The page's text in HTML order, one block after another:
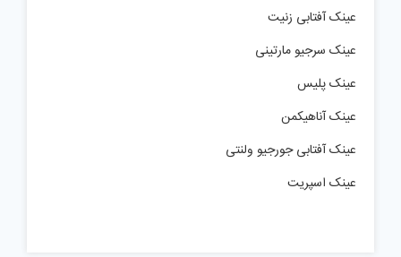
عینک آفتابی زنیت
عینک سرجیو مارتینی
عینک پلیس
عینک آناهیکمن
عینک آفتابی جورجیو ولنتی
عینک اسپریت